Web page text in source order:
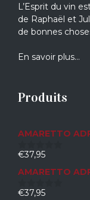
L’Esprit du vin
de Raphaël et
de bonnes
En savoir plus…
Produits
AMARETTO
0
5
€37,95
AMARETTO
0
€37,95